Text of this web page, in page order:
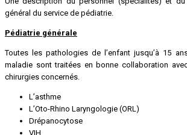
général du service de pédiatrie.
Pédiatrie générale
Toutes les pathologies de l’enfant jusqu’à 15
maladie sont traitées en bonne collaboration
chirurgies concernés.
L’asthme
L’Oto-Rhino Laryngologie (ORL)
Drépanocytose
VIH